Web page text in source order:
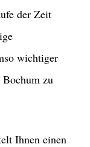
der Zeit
wichtiger
zu
Ihnen einen